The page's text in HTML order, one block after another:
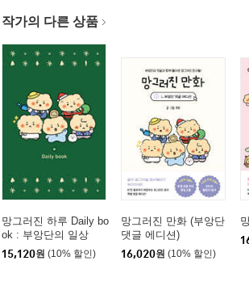
작가의 다른 상품
망그러진 하루 Daily bo
ok : 부앙단의 일상
15,120원 (10% 할인)
망그러진 만화 (부앙단
댓글 에디션)
16,020원 (10% 할인)